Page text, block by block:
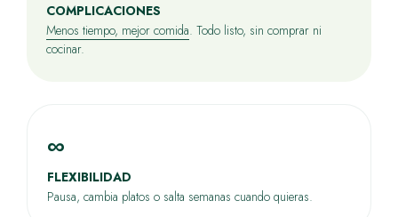
COMPLICACIONES
Menos tiempo, mejor comida. Todo listo, sin comprar ni
cocinar.
∞
FLEXIBILIDAD
Pausa, cambia platos o salta semanas cuando quieras.